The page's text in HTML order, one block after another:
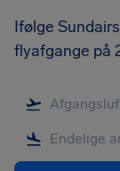
Ifølge
flyafgange på